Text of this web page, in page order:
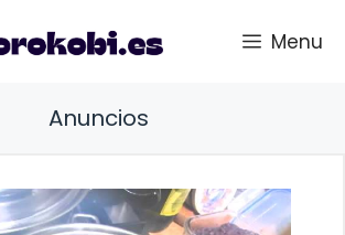
Menu
Anuncios